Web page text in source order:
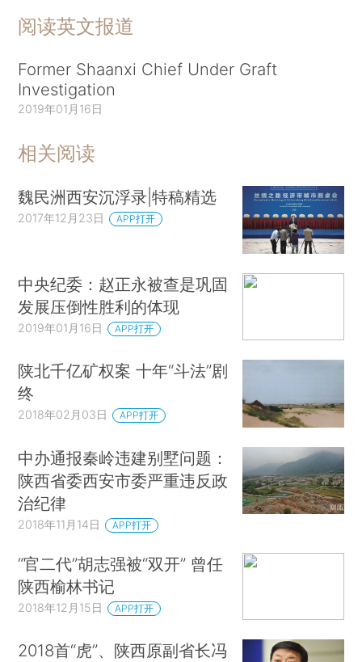
阅读英文报道
Former Shaanxi Chief Under Graft
Investigation
2019年01月16日
相关阅读
魏民洲西安沉浮录|特稿精选
2017年12月23日 APP打开
中央纪委：赵正永被查是巩固
发展压倒性胜利的体现
2019年01月16日 APP打开
陕北千亿矿权案 十年“斗法”剧
终
2018年02月03日 APP打开
中办通报秦岭违建别墅问题：
陕西省委西安市委严重违反政
治纪律
2018年11月14日 APP打开
“官二代”胡志强被“双开” 曾任
陕西榆林书记
2018年12月15日 APP打开
2018首“虎”、陕西原副省长冯